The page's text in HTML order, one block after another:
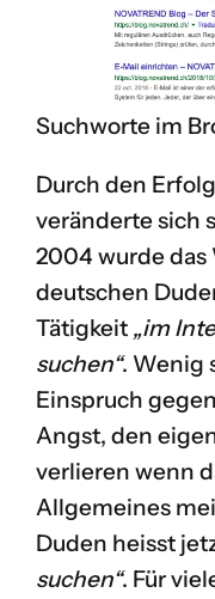
Suchworte im
Durch den
veränderte sich
2004 wurde das
deutschen
Tätigkeit „im
suchen“. Wenig
Einspruch
Angst, den
verlieren wenn
Allgemeines
Duden heisst
suchen“. Für